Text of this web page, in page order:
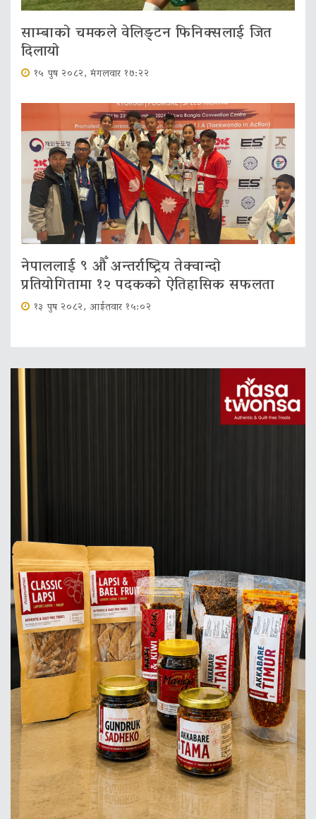
साम्बाको चमकले वेलिङ्टन फिनिक्सलाई जित
दिलायो
१५ पुष २०८२, मंगलवार १७:२२
नेपाललाई ९ औँ अन्तर्राष्ट्रिय तेक्वान्दो
प्रतियोगितामा १२ पदकको ऐतिहासिक सफलता
१३ पुष २०८२, आईतवार १५:०२